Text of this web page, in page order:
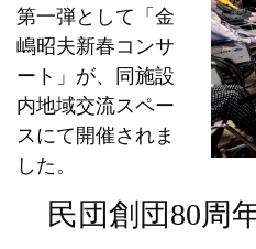
第一弾として「金
嶋昭夫新春コンサ
ート」が、同施設
内地域交流スペー
スにて開催されま
した。
民団創団80周